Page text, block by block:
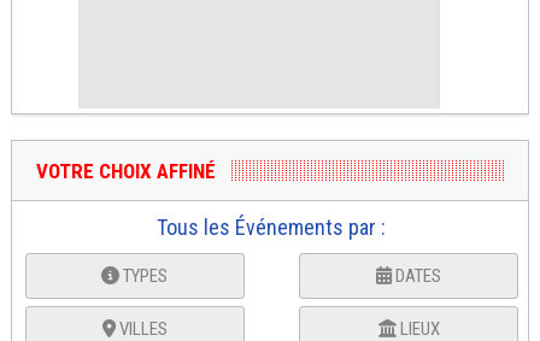
VOTRE CHOIX AFFINÉ
Tous les Événements par :
TYPES DATES
VILLES LIEUX